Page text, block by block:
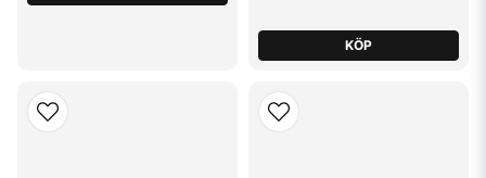
KÖP